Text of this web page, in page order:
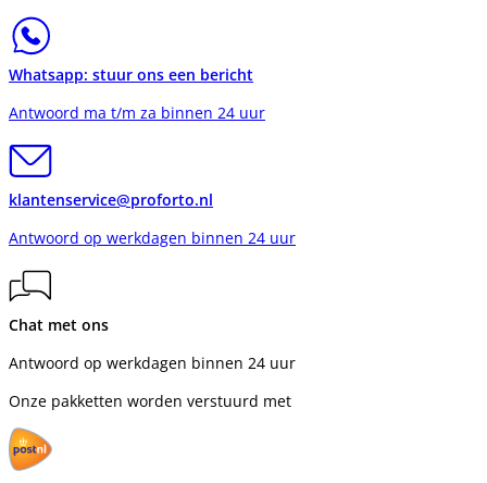
Whatsapp: stuur ons een bericht
Antwoord ma t/m za binnen 24 uur
klantenservice@proforto.nl
Antwoord op werkdagen binnen 24 uur
Chat met ons
Antwoord op werkdagen binnen 24 uur
Onze pakketten worden verstuurd met